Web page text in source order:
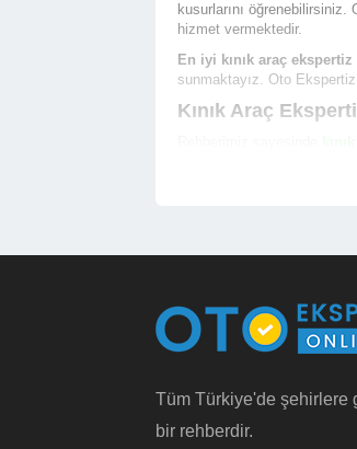
kusurlarını
hizmet vermektedir.
En iyi kınık araç ekspertiz
sunmaktayız. Oto
Kınık Araç
İşletme Hizmet Çalışma
İşletme Bölgesindeki
İşletme Hakkında
Türkiye genelinde yer alan
Kınık Oto Ekspertiz
gösterebilmektedir. Binek
Tüm Türkiye'de şehirlere
bir rehberdir.